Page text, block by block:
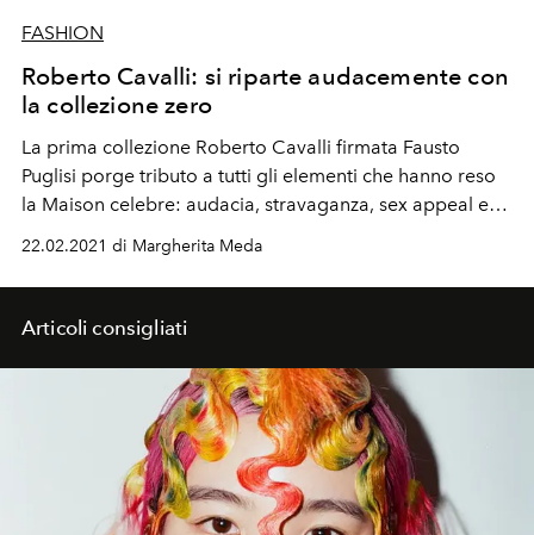
FASHION
Roberto Cavalli: si riparte audacemente con
la collezione zero
La prima collezione Roberto Cavalli firmata Fausto
Puglisi porge tributo a tutti gli elementi che hanno reso
la Maison celebre: audacia, stravaganza, sex appeal e
tocchi pop. Scoprila insieme a L'Officiel
22.02.2021 di Margherita Meda
Articoli consigliati